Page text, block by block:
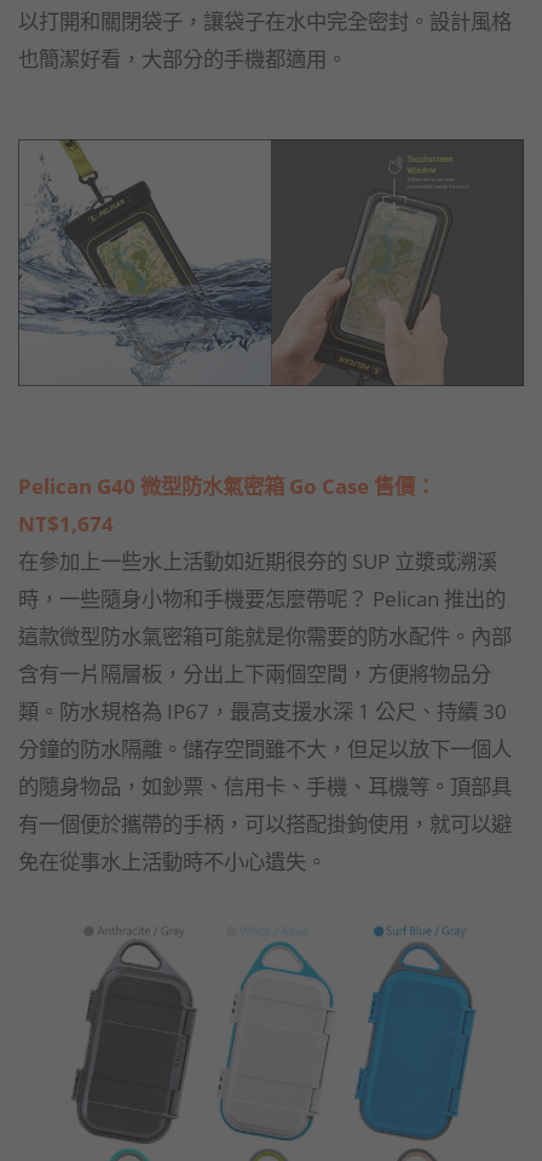
以打開和關閉袋子，讓袋子在水中完全密封。設計風格
也簡潔好看，大部分的手機都適用。
Pelican G40 微型防水氣密箱 Go Case 售價：
NT$1,674
在參加上一些水上活動如近期很夯的 SUP 立漿或溯溪
時，一些隨身小物和手機要怎麼帶呢？ Pelican 推出的
這款微型防水氣密箱可能就是你需要的防水配件。內部
含有一片隔層板，分出上下兩個空間，方便將物品分
類。防水規格為 IP67，最高支援水深 1 公尺、持續 30
分鐘的防水隔離。儲存空間雖不大，但足以放下一個人
的隨身物品，如鈔票、信用卡、手機、耳機等。頂部具
有一個便於攜帶的手柄，可以搭配掛鉤使用，就可以避
免在從事水上活動時不小心遺失。